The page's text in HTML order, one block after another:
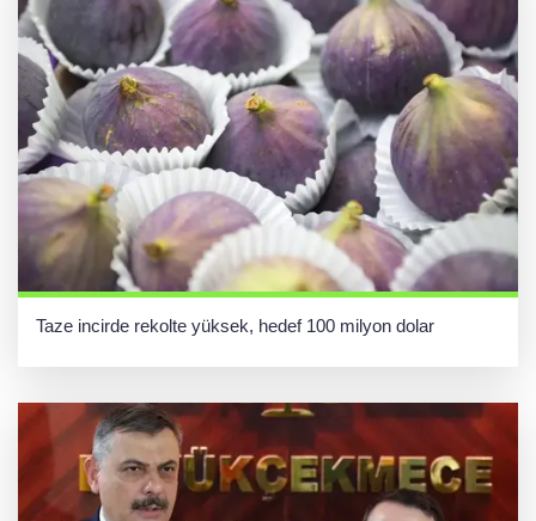
Taze incirde rekolte yüksek, hedef 100 milyon dolar